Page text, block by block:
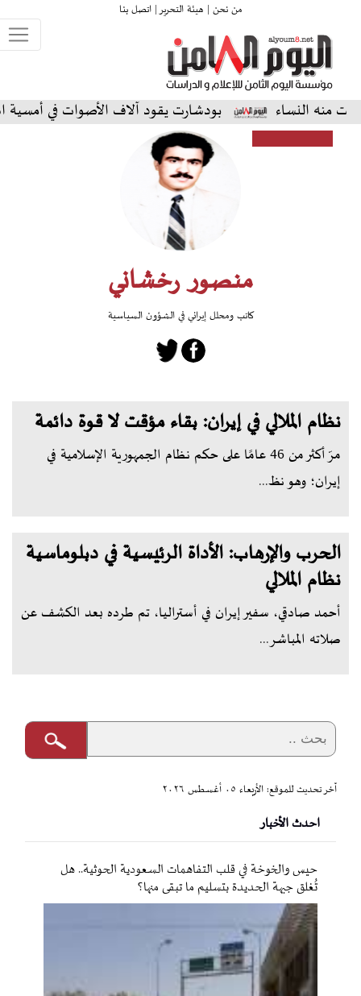
من نحن | هيئة التحرير |اتصل بنا
بودشارت يقود آلاف الأصوات في أمسية استثنائية
منصور رخشاني
كاتب ومحلل إيراني في الشؤون السياسية
نظام الملالي في إيران: بقاء مؤقت لا قوة دائمة
مرّ أكثر من 46 عامًا على حكم نظام الجمهورية الإسلامية في
إيران؛ وهو نظ...
الحرب والإرهاب: الأداة الرئيسية في دبلوماسية
نظام الملالي
أحمد صادقي، سفير إيران في أستراليا، تم طرده بعد الكشف عن
صلاته المباشر...
آخر تحديث للموقع: الأربعاء ٠٥ أغسطس ٢٠٢٦
احدث الأخبار
حيس والخوخة في قلب التفاهمات السعودية الحوثية.. هل
تُغلق جبهة الحديدة بتسليم ما تبقى منها؟